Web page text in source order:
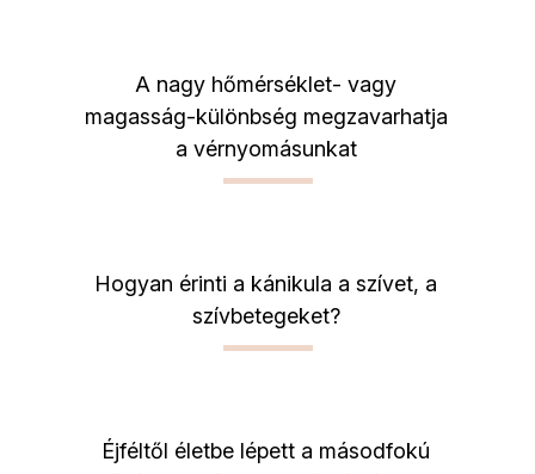
A nagy hőmérséklet- vagy
magasság-különbség megzavarhatja
a vérnyomásunkat
Hogyan érinti a kánikula a szívet, a
szívbetegeket?
Éjféltől életbe lépett a másodfokú